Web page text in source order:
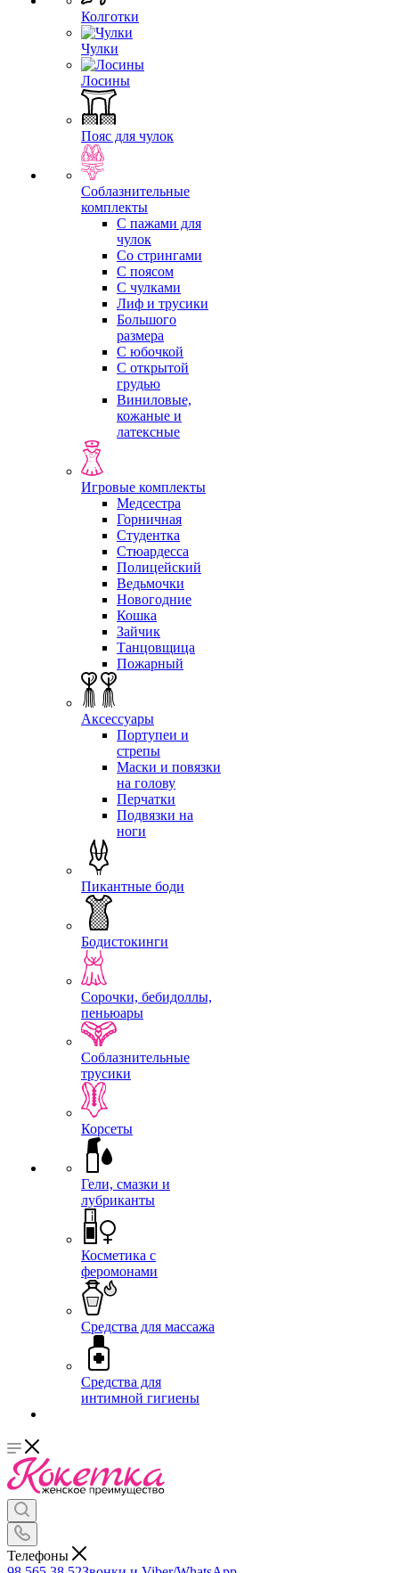
Колготки
Чулки
Лосины
Пояс для чулок
Соблазнительные
комплекты
С пажами для
чулок
Со стрингами
С поясом
С чулками
Лиф и трусики
Большого
размера
С юбочкой
С открытой
грудью
Виниловые,
кожаные и
латексные
Игровые комплекты
Медсестра
Горничная
Студентка
Стюардесса
Полицейский
Ведьмочки
Новогодние
Кошка
Зайчик
Танцовщица
Пожарный
Аксессуары
Портупеи и
стрепы
Маски и повязки
на голову
Перчатки
Подвязки на
ноги
Пикантные боди
Бодистокинги
Сорочки, бебидоллы,
пеньюары
Соблазнительные
трусики
Корсеты
Гели, смазки и
лубриканты
Косметика с
феромонами
Средства для массажа
Средства для
интимной гигиены
Телефоны